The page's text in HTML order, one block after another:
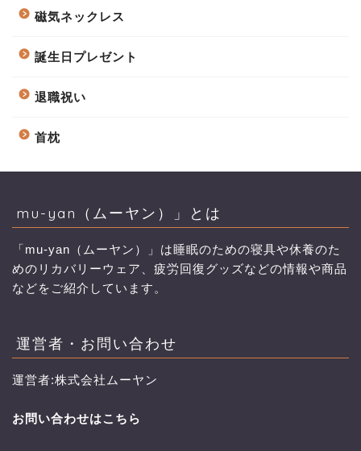
磁気ネックレス
誕生日プレゼント
退職祝い
首枕
mu-yan（ムーヤン）」とは
「mu-yan（ムーヤン）」は睡眠のための寝具や休養のた
めのリカバリーウェア、疲労回復グッズなどの情報や商品
などをご紹介しています。
運営者・お問い合わせ
運営者:株式会社ムーヤン
お問い合わせはこちら